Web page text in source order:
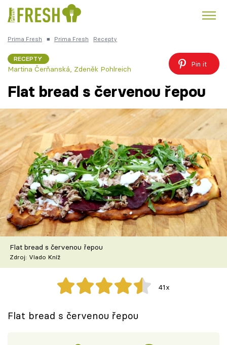
Česká kuchyně Čokoláda
Témata
Recepty
Články
TV Program
Škola vaření
Recepty z TV
Speciál: Cuketa
Těhotnej kuchař
Prima Fresh ■ Prima Fresh Recepty
RECEPTY
Martina Čerňanská Zdeněk Pohlreich
Pin it
Flat bread s červenou řepou
Flat bread s červenou řepou
Zdroj: Vlado Kníž
41x
Flat bread s červenou řepou